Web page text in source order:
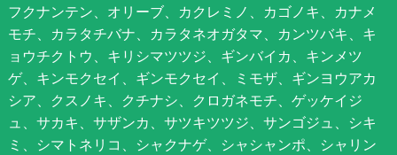
フクナンテン、オリーブ、カクレミノ、カゴノキ、カナメ
モチ、カラタチバナ、カラタネオガタマ、カンツバキ、キ
ョウチクトウ、キリシマツツジ、ギンバイカ、キンメツ
ゲ、キンモクセイ、ギンモクセイ、ミモザ、ギンヨウアカ
シア、クスノキ、クチナシ、クロガネモチ、ゲッケイジ
ュ、サカキ、サザンカ、サツキツツジ、サンゴジュ、シキ
ミ、シマトネリコ、シャクナゲ、シャシャンポ、シャリン